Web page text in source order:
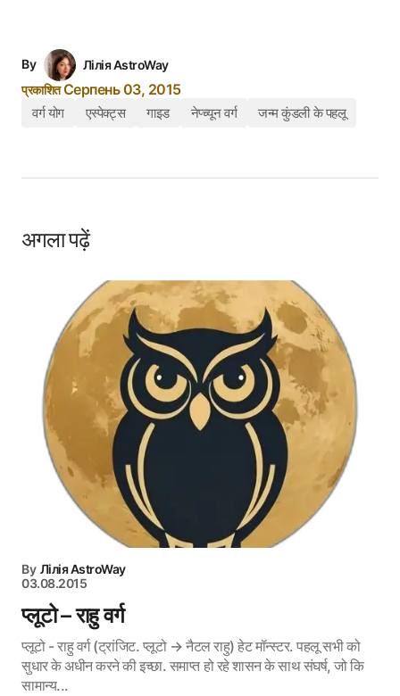
By
Лілія AstroWay
प्रकाशितСерпень 03, 2015
वर्ग योग एस्पेक्ट्स गाइड नेप्च्यून वर्ग जन्म कुंडली के पहलू
अगला पढ़ें
By Лілія AstroWay
03.08.2015
प्लूटो – राहु वर्ग
प्लूटो - राहु वर्ग (ट्रांजिट. प्लूटो → नैटल राहु) हेट मॉन्स्टर. पहलू सभी को
सुधार के अधीन करने की इच्छा. समाप्त हो रहे शासन के साथ संघर्ष, जो कि
सामान्य...